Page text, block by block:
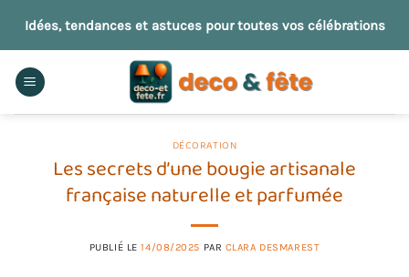
contenu
Idées, tendances et astuces pour toutes vos célébrations
DÉCORATION
Les secrets d’une bougie artisanale
française naturelle et parfumée
PUBLIÉ LE14/08/2025 PAR CLARA DESMAREST